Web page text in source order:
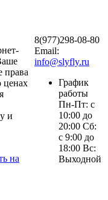
права
и
на
8(977)298-08-80
Email:
info@slyfly.ru
График
работы
Пн-Пт: с
10:00 до
20:00 Сб:
с 9:00 до
18:00 Вс:
Выходной